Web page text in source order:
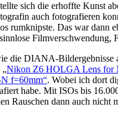
sich die erhoffte Kunst
auch fotografieren
rumknipste. Das war dann
die DIANA-Bildergebnisse
„Nikon Z6 HOLGA Lens for
f=60mm“. Wobei ich dort
habe. Mit ISOs bis
Rauschen dann auch nicht